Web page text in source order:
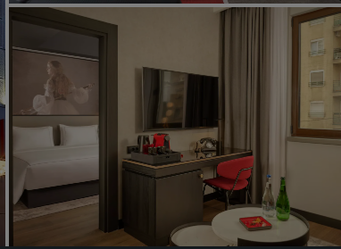
Reserva un
Solicita un
Destinos para
Soluciones
Buscar vuelos
Buscar vuelos
Restaurantes